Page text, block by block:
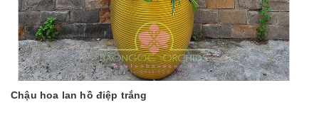
Chậu hoa lan hồ điệp trắng